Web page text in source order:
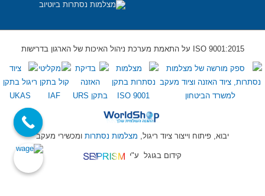
ISO 9001:2015 על התאמת מערכת ניהול האיכות של הארגון בדרישות
יבוא, פיתוח וייצור ציוד ריגול, מצלמות נסתרות ומכשירי מעקב
קידום בגוגל ע"י